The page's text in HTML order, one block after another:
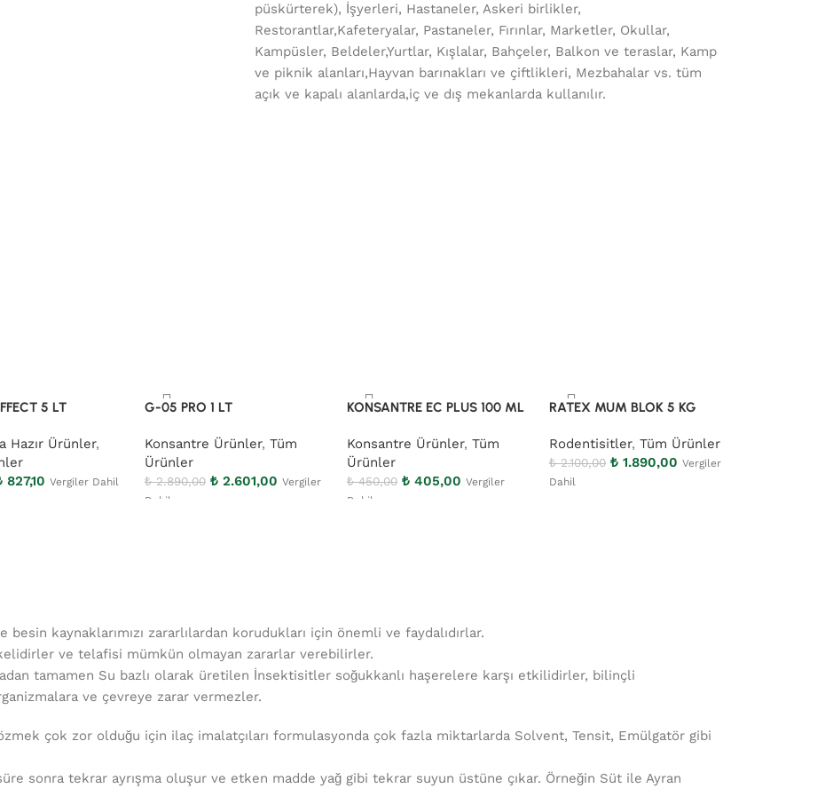
püskürterek), İşyerleri, Hastaneler, Askeri birlikler,
Restorantlar,Kafeteryalar, Pastaneler, Fırınlar, Marketler, Okullar,
Kampüsler, Beldeler,Yurtlar, Kışlalar, Bahçeler, Balkon ve teraslar, Kamp
ve piknik alanları,Hayvan barınakları ve çiftlikleri, Mezbahalar vs. tüm
açık ve kapalı alanlarda,iç ve dış mekanlarda kullanılır.
5 LT
Hazır Ürünler,
827,10 Vergiler Dahil
G-05 PRO 1 LT
Konsantre Ürünler, Tüm
Ürünler
₺2.890,00 ₺ 2.601,00 Vergiler
Dahil
KONSANTRE EC PLUS 100 ML
Konsantre Ürünler, Tüm
Ürünler
₺450,00 ₺ 405,00 Vergiler
Dahil
RATEX MUM BLOK 5 KG
Rodentisitler, Tüm Ürünler
₺2.100,00 ₺ 1.890,00 Vergiler
Dahil
kaynaklarımızı zararlılardan korudukları için önemli ve faydalıdırlar.
ve telafisi mümkün olmayan zararlar verebilirler.
tamamen Su bazlı olarak üretilen İnsektisitler soğukkanlı haşerelere karşı etkilidirler, bilinçli
ve çevreye zarar vermezler.
çok zor olduğu için ilaç imalatçıları formulasyonda çok fazla miktarlarda Solvent, Tensit, Emülgatör gibi
sonra tekrar ayrışma oluşur ve etken madde yağ gibi tekrar suyun üstüne çıkar. Örneğin Süt ile Ayran